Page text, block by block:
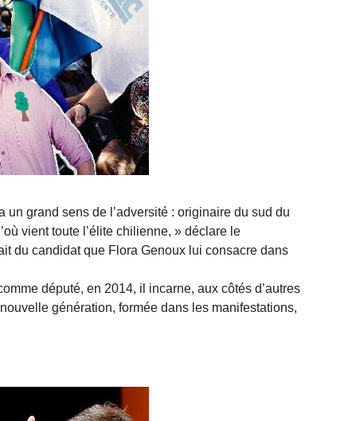
grand sens de l’adversité : originaire du sud du
vient toute l’élite chilienne, » déclare le
du candidat que Flora Genoux lui consacre dans
député, en 2014, il incarne, aux côtés d’autres
génération, formée dans les manifestations,